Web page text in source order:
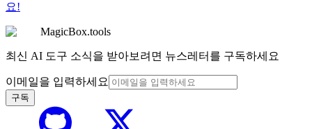
요!
MagicBox.tools
최신 AI 도구 소식을 받아보려면 뉴스레터를 구독하세요
이메일을 입력하세요
구독